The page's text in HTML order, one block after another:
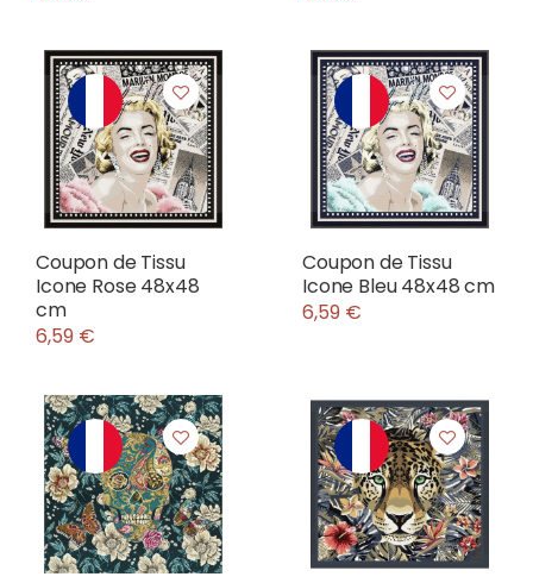
Coupon de Tissu
Icone Rose 48x48
cm
6,59 €
Coupon de Tissu
Icone Bleu 48x48 cm
6,59 €